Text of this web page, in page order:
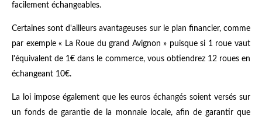
facilement échangeables.
Certaines sont d'ailleurs avantageuses sur le plan financier, comme
par exemple « La Roue du grand Avignon » puisque si 1 roue vaut
l'équivalent de 1€ dans le commerce, vous obtiendrez 12 roues en
échangeant 10€.
La loi impose également que les euros échangés soient versés sur
un fonds de garantie de la monnaie locale, afin de garantir que